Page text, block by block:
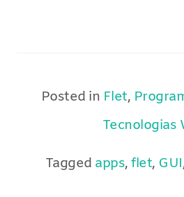
Posted in Flet,
Tecnologias
Tagged apps,flet, GUI